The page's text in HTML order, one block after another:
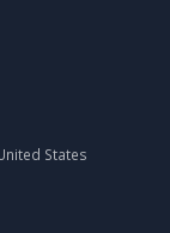
States